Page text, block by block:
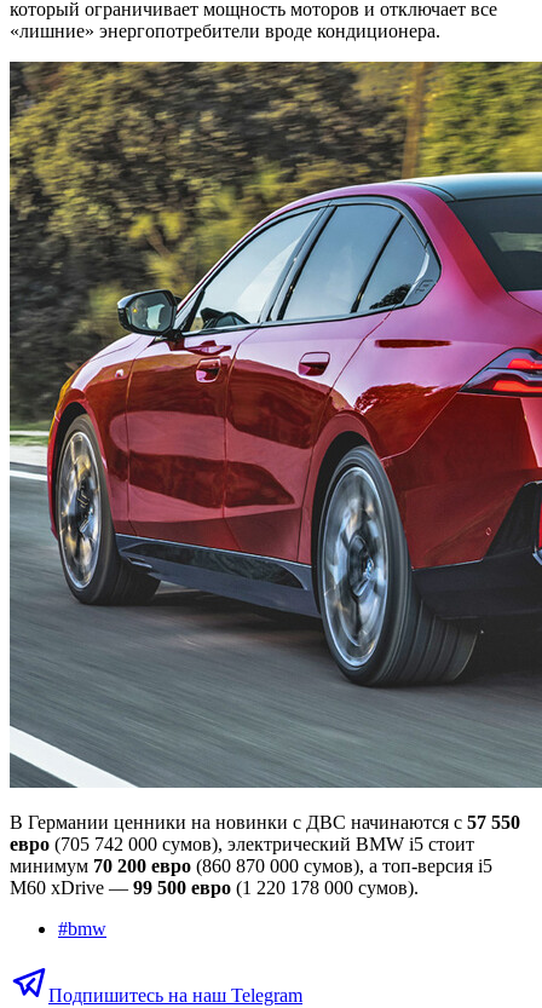
который ограничивает мощность моторов и отключает все
«лишние» энергопотребители вроде кондиционера.
В Германии ценники на новинки с ДВС начинаются с 57 550
евро (705 742 000 сумов), электрический BMW i5 стоит
минимум 70 200 евро (860 870 000 сумов), а топ-версия i5
M60 xDrive — 99 500 евро (1 220 178 000 сумов).
#bmw
Подпишитесь на наш Telegram